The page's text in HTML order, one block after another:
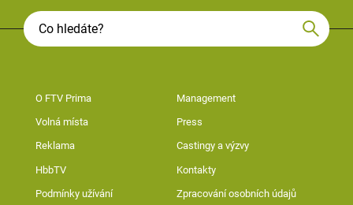
O FTV Prima Management
Volná místa Press
Reklama Castingy a výzvy
HbbTV Kontakty
Podmínky užívání Zpracování osobních údajů